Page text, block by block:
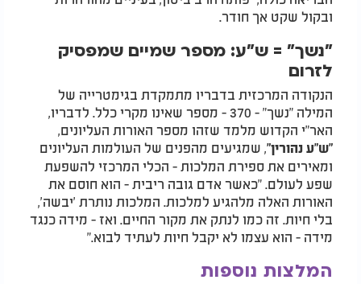
ובקול שקט אך חודר.
"נשך" = ש"ע: מספר שמיים שמפסיק
לזרום
הנקודה המרכזית בדבריו מתמקדת בגימטרייה של
המילה "נשך" - 370 - מספר שאינו מקרי כלל. לדבריו,
האר"י הקדוש מלמד שזהו מספר האורות העליונים,
"ש"ע נהורין", שמגיעים מהפנים של העולמות העליונים
ומאירים את ספירת המלכות - הכלי המרכזי להשפעת
שפע לעולם. "כאשר אדם גובה ריבית - הוא חוסם את
האורות האלה מלהגיע למלכות. המלכות נותרת 'יבשה',
בלי חיות. זה כמו לנתק את מקור החיים. ואז - מידה כנגד
מידה - הוא עצמו לא יקבל חיות לעתיד לבוא."
המלצות נוספות